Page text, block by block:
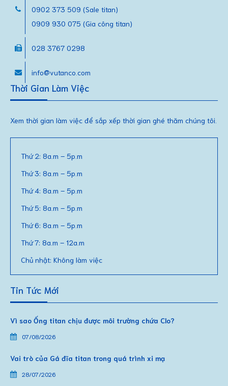
0902 373 509 (Sale titan)
0909 930 075 (Gia công titan)
028 3767 0298
info@vutanco.com
Thời Gian Làm Việc
Xem thời gian làm việc để sắp xếp thời gian ghé thăm chúng tôi.
Thứ 2: 8a.m – 5p.m
Thứ 3: 8a.m – 5p.m
Thứ 4: 8a.m – 5p.m
Thứ 5: 8a.m – 5p.m
Thứ 6: 8a.m – 5p.m
Thứ 7: 8a.m – 12a.m
Chủ nhật: Không làm việc
Tin Tức Mới
Vì sao Ống titan chịu được môi trường chứa Clo?
07/08/2026
Vai trò của Gá đĩa titan trong quá trình xi mạ
28/07/2026